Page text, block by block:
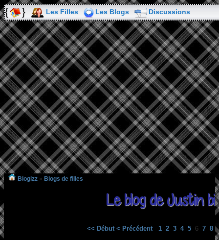
Les Filles Les Blogs Discussions
Blogizz » Blogs de filles
Le blog de Justin
<< Début < Précédent 1 2 3 4 56 7 8